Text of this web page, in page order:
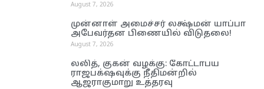
August 7, 2026
முன்னாள் அமைச்சர் லக்ஷ்மன் யாப்பா
அபேவர்தன பிணையில் விடுதலை!
August 7, 2026
லலித், குகன் வழக்கு: கோட்டாபய
ராஜபக்‌ஷவுக்கு நீதிமன்றில்
ஆஜராகுமாறு உத்தரவு